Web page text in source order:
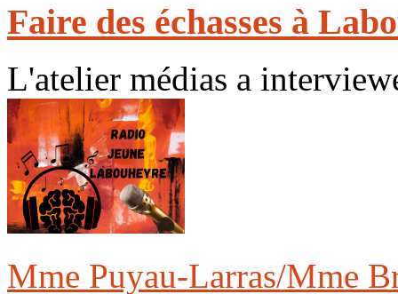
Faire des échasses à
L'atelier médias a
Mme Puyau-Larras/Mme